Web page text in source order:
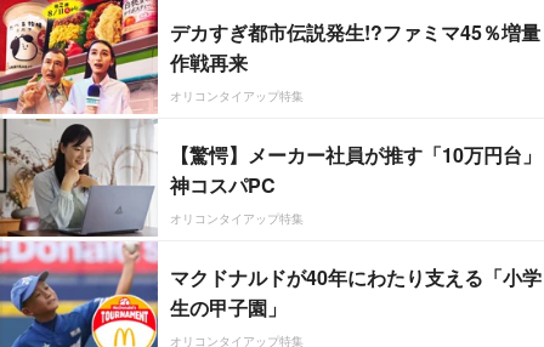
デカすぎ都市伝説発生!?ファミマ45％増量
作戦再来
オリコンタイアップ特集
【驚愕】メーカー社員が推す「10万円台」
神コスパPC
オリコンタイアップ特集
マクドナルドが40年にわたり支える「小学
生の甲子園」
オリコンタイアップ特集